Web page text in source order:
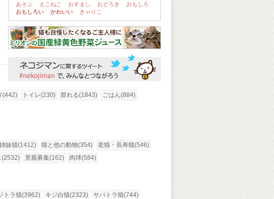
あそぶ
えこねこ おすまし おどろき
おもしろ
おもしろい
かわいい きゃりこ
(442) トイレ(230) 群れる(1843)
ごはん(884)
妹猫(1412) 猫と他の動物(354)
老猫・長寿猫(546)
(2532) 里親募集(162) 肉球(584)
トラ猫(3962) キジ白猫(2323)
サバトラ猫(744)